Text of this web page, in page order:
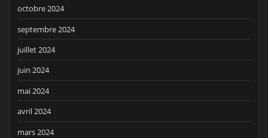
octobre 2024
septembre 2024
juillet 2024
juin 2024
mai 2024
avril 2024
mars 2024